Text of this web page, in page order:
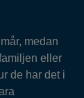
medan
eller
de har det i